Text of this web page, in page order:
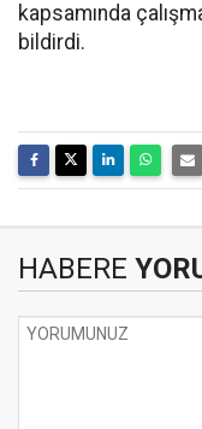
kapsamında
bildirdi.
HABERE